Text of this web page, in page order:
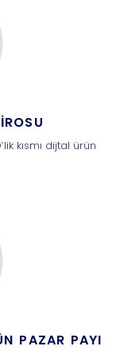
kısmı dijtal ürün
PAZAR PAYI